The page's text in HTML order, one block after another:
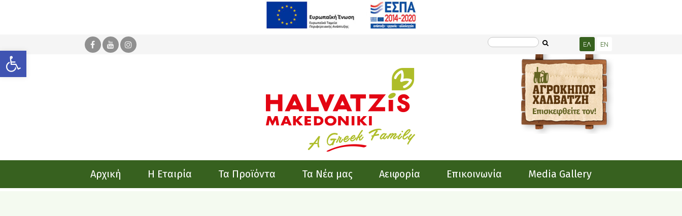
Ανοίξτε τη γραμμή εργαλείων
ΕΛ EN
Αρχική Η Εταιρία Τα Προϊόντα Τα Νέα μας Αειφορία Επικοινωνία Media Gallery